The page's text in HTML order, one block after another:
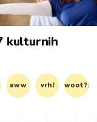
kulturnih
aww vrh! woot?!